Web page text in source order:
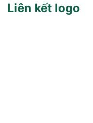
Liên kết logo